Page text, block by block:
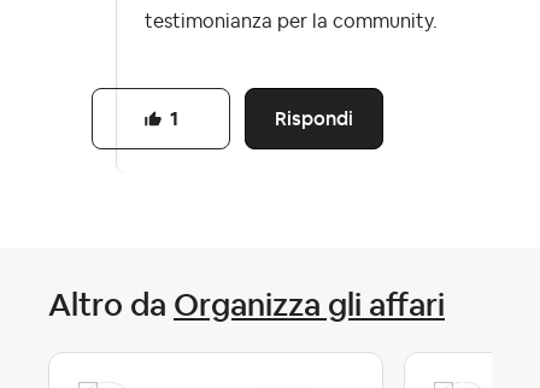
testimonianza per la community.
Rispondi
1
Altro da Organizza gli affari